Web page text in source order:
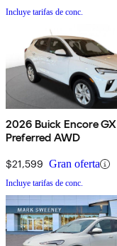
Incluye tarifas de conc.
2026 Buick Encore GX
Preferred AWD
$21,599 Gran oferta
Incluye tarifas de conc.